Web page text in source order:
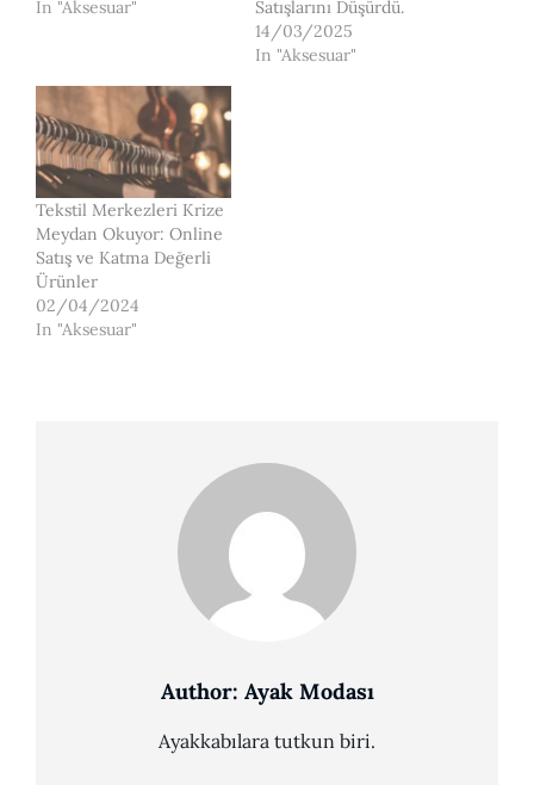
In "Aksesuar"
Satışlarını Düşürdü.
14/03/2025
In "Aksesuar"
Tekstil Merkezleri Krize
Meydan Okuyor: Online
Satış ve Katma Değerli
Ürünler
02/04/2024
In "Aksesuar"
Author: Ayak Modası
Ayakkabılara tutkun biri.